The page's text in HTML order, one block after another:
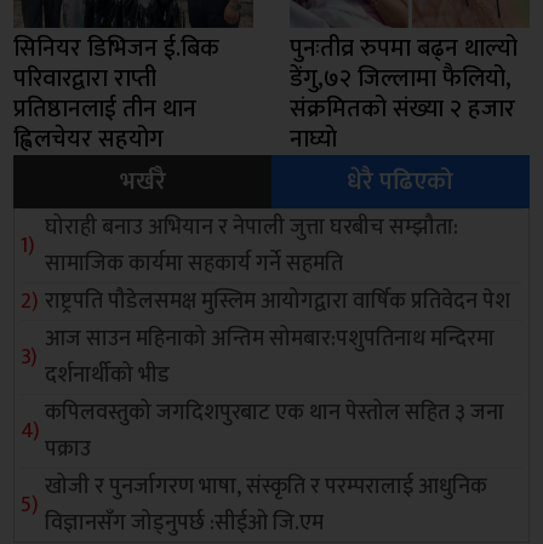
सिनियर डिभिजन ई.बिक
परिवारद्वारा राप्ती
प्रतिष्ठानलाई तीन थान
ह्विलचेयर सहयोग
पुनःतीव्र रुपमा बढ्न थाल्यो
डेंगु,७२ जिल्लामा फैलियो,
संक्रमितको संख्या २ हजार
नाघ्याे
भर्खरै
धेरै पढिएको
घोराही बनाउ अभियान र नेपाली जुत्ता घरबीच सम्झौता:
सामाजिक कार्यमा सहकार्य गर्ने सहमति
राष्ट्रपति पौडेलसमक्ष मुस्लिम आयोगद्वारा वार्षिक प्रतिवेदन पेश
आज साउन महिनाको अन्तिम सोमबार:पशुपतिनाथ मन्दिरमा
दर्शनार्थीको भीड
कपिलवस्तुको जगदिशपुरबाट एक थान पेस्तोल सहित ३ जना
पक्राउ
खोजी र पुनर्जागरण भाषा, संस्कृति र परम्परालाई आधुनिक
विज्ञानसँग जोड्नुपर्छ :सीईओ जि.एम